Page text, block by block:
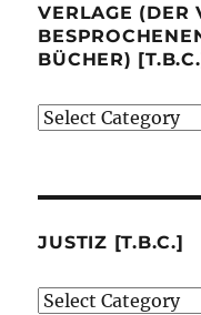
VERLAGE (DER
BÜCHER)
Verlage
besprochenen
erwähnten
JUSTIZ [T.B.C.]
Justiz